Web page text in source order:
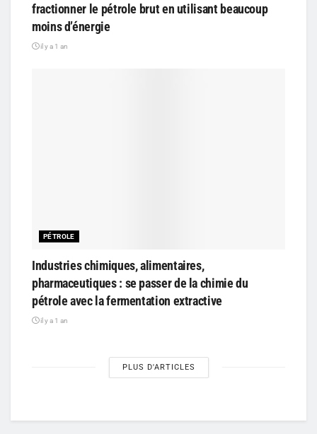
fractionner le pétrole brut en utilisant beaucoup
moins d’énergie
il y a 1 an
PÉTROLE
Industries chimiques, alimentaires,
pharmaceutiques : se passer de la chimie du
pétrole avec la fermentation extractive
il y a 1 an
PLUS D'ARTICLES